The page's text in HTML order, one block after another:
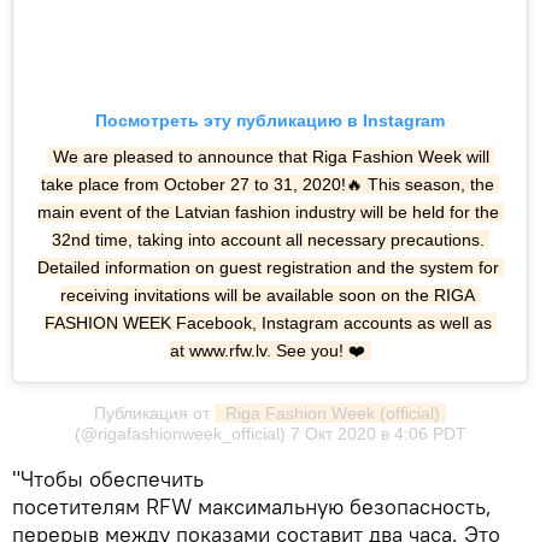
Посмотреть эту публикацию в Instagram
We are pleased to announce that Riga Fashion Week will
take place from October 27 to 31, 2020!🔥 This season, the
main event of the Latvian fashion industry will be held for the
32nd time, taking into account all necessary precautions.
Detailed information on guest registration and the system for
receiving invitations will be available soon on the RIGA
FASHION WEEK Facebook, Instagram accounts as well as
at www.rfw.lv. See you! ❤️
Публикация от
Riga Fashion Week (official)
(@rigafashionweek_official) 7 Окт 2020 в 4:06 PDT
"Чтобы обеспечить
посетителям RFW максимальную безопасность,
перерыв между показами составит два часа. Это